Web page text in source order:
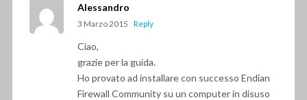
Alessandro
3 Marzo 2015 Reply
Ciao,
grazie per la guida.
Ho provato ad installare con successo Endian
Firewall Community su un computer in disuso